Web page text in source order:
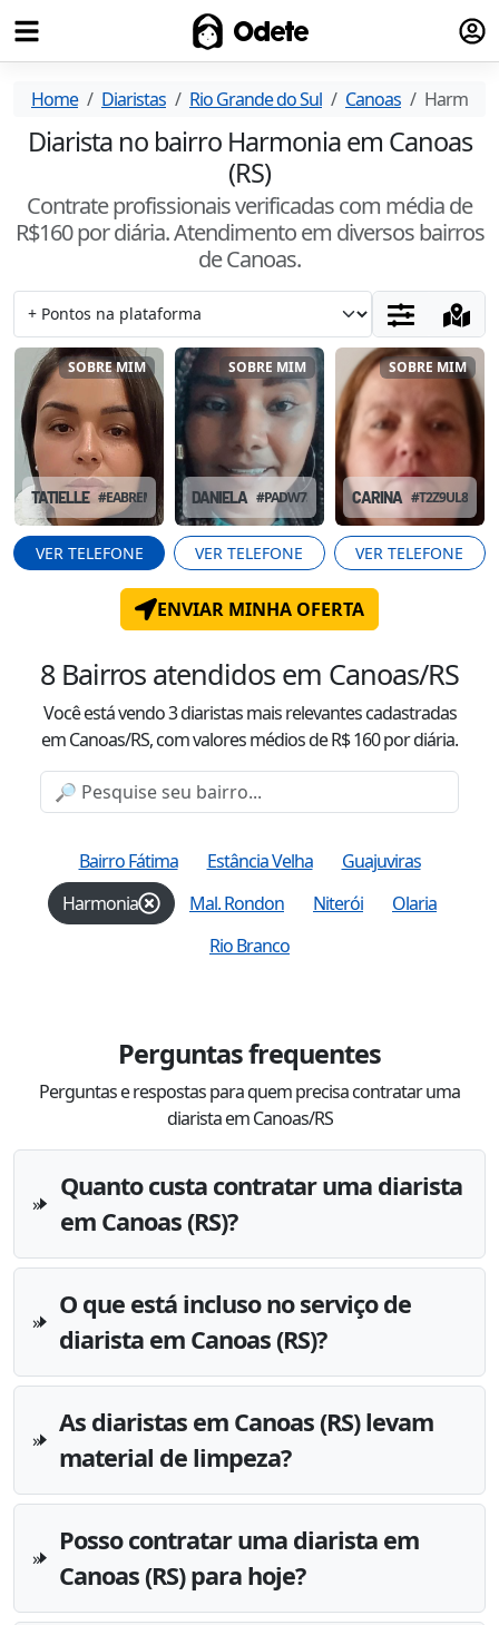
Odete
Home Diaristas Rio Grande do Sul Canoas Harmonia
Diarista no bairro Harmonia em Canoas
(RS)
Contrate profissionais verificadas com média de
R$160por diária. Atendimentoem diversos bairros
de Canoas.
SOBRE MIM
TATIELLE #EABREMLD
VER TELEFONE
SOBRE MIM
DANIELA #PADW7SB7
VER TELEFONE
SOBRE MIM
CARINA #T2Z9UL8C
VER TELEFONE
ENVIAR MINHA OFERTA
8 Bairros atendidos em Canoas/RS
Você está vendo3diaristas mais relevantes cadastradas
em Canoas/RS, com valoresmédiosde R$160por diária.
Bairro Fátima Estância Velha
Guajuviras
Harmonia
Mal. Rondon Niterói
Olaria
Rio Branco
Perguntas frequentes
Perguntas e respostas para quem precisa contratar uma
diarista em Canoas/RS
Quanto custa contratar uma diarista
em Canoas (RS)?
O que está incluso no serviço de
diarista em Canoas (RS)?
As diaristas em Canoas (RS) levam
material de limpeza?
Posso contratar uma diarista em
Canoas (RS) para hoje?